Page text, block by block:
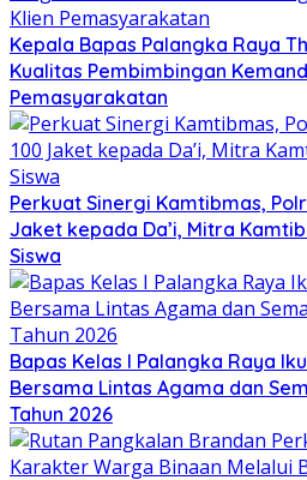
Kepala Bapas Palangka Raya
Kualitas Pembimbingan
Pemasyarakatan
Perkuat Sinergi Kamtibmas,
Jaket kepada Da’i, Mitra
Siswa
Bapas Kelas I Palangka Raya
Bersama Lintas Agama dan
Tahun 2026